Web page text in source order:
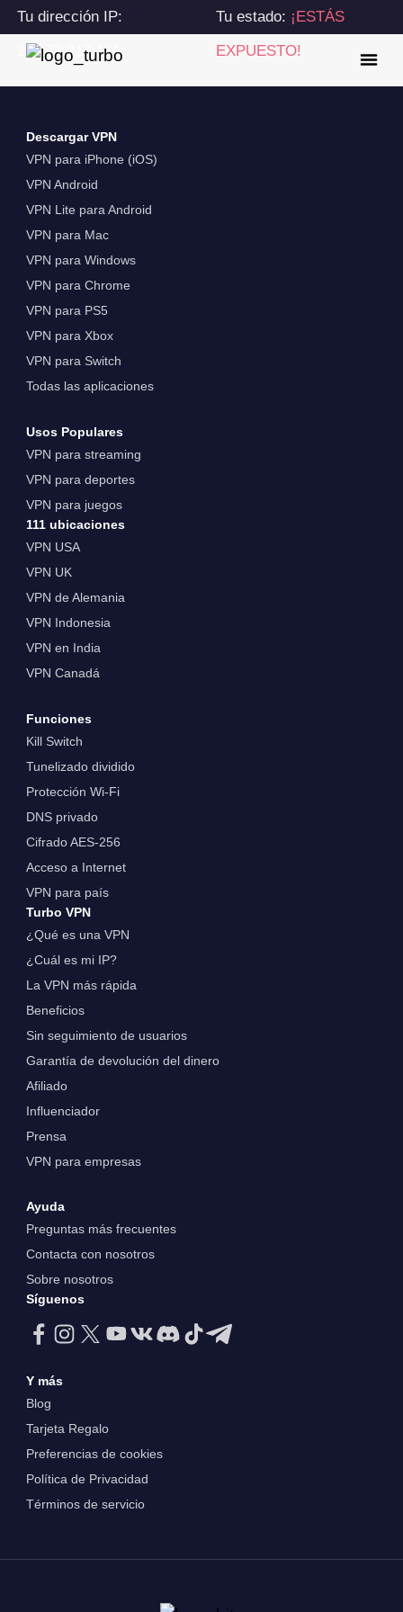
Tu dirección IP:
216.73.217.121
Tu estado: ¡ESTÁS
EXPUESTO!
Descargar VPN
VPN para iPhone (iOS)
VPN Android
VPN Lite para Android
VPN para Mac
VPN para Windows
VPN para Chrome
VPN para PS5
VPN para Xbox
VPN para Switch
Todas las aplicaciones
Usos Populares
VPN para streaming
VPN para deportes
VPN para juegos
111 ubicaciones
VPN USA
VPN UK
VPN de Alemania
VPN Indonesia
VPN en India
VPN Canadá
Funciones
Kill Switch
Tunelizado dividido
Protección Wi-Fi
DNS privado
Cifrado AES-256
Acceso a Internet
VPN para país
Turbo VPN
¿Qué es una VPN
¿Cuál es mi IP?
La VPN más rápida
Beneficios
Sin seguimiento de usuarios
Garantía de devolución del dinero
Afiliado
Influenciador
Prensa
VPN para empresas
Ayuda
Preguntas más frecuentes
Contacta con nosotros
Sobre nosotros
Síguenos
Y más
Blog
Tarjeta Regalo
Preferencias de cookies
Política de Privacidad
Términos de servicio